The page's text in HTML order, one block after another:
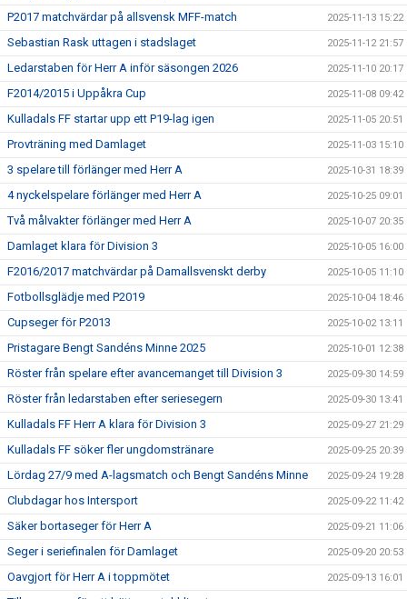
P2017 matchvärdar på allsvensk MFF-match 2025-11-13 15:22
Sebastian Rask uttagen i stadslaget 2025-11-12 21:57
Ledarstaben för Herr A inför säsongen 2026 2025-11-10 20:17
F2014/2015 i Uppåkra Cup 2025-11-08 09:42
Kulladals FF startar upp ett P19-lag igen 2025-11-05 20:51
Provträning med Damlaget 2025-11-03 15:10
3 spelare till förlänger med Herr A 2025-10-31 18:39
4 nyckelspelare förlänger med Herr A 2025-10-25 09:01
Två målvakter förlänger med Herr A 2025-10-07 20:35
Damlaget klara för Division 3 2025-10-05 16:00
F2016/2017 matchvärdar på Damallsvenskt derby 2025-10-05 11:10
Fotbollsglädje med P2019 2025-10-04 18:46
Cupseger för P2013 2025-10-02 13:11
Pristagare Bengt Sandéns Minne 2025 2025-10-01 12:38
Röster från spelare efter avancemanget till Division 3 2025-09-30 14:59
Röster från ledarstaben efter seriesegern 2025-09-30 13:41
Kulladals FF Herr A klara för Division 3 2025-09-27 21:29
Kulladals FF söker fler ungdomstränare 2025-09-25 20:39
Lördag 27/9 med A-lagsmatch och Bengt Sandéns Minne 2025-09-24 19:28
Clubdagar hos Intersport 2025-09-22 11:42
Säker bortaseger för Herr A 2025-09-21 11:06
Seger i seriefinalen för Damlaget 2025-09-20 20:53
Oavgjort för Herr A i toppmötet 2025-09-13 16:01